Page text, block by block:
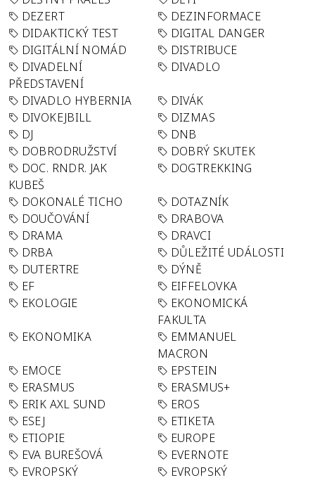
DEZERT
DEZINFORMACE
DIDAKTICKÝ TEST
DIGITAL DANGER
DIGITÁLNÍ NOMÁD
DISTRIBUCE
DIVADELNÍ
PŘEDSTAVENÍ
DIVADLO
DIVADLO HYBERNIA
DIVÁK
DIVOKEJBILL
DIZMAS
DJ
DNB
DOBRODRUŽSTVÍ
DOBRÝ SKUTEK
DOC. RNDR. JAK
KUBEŠ
DOGTREKKING
DOKONALÉ TICHO
DOTAZNÍK
DOUČOVÁNÍ
DRABOVA
DRAMA
DRAVCI
DRBA
DŮLEŽITÉ UDÁLOSTI
DUTERTRE
DÝNĚ
EF
EIFFELOVKA
EKOLOGIE
EKONOMICKÁ
FAKULTA
EKONOMIKA
EMMANUEL
MACRON
EMOCE
EPSTEIN
ERASMUS
ERASMUS+
ERIK AXL SUND
EROS
ESEJ
ETIKETA
ETIOPIE
EUROPE
EVA BUREŠOVÁ
EVERNOTE
EVROPSKÝ
EVROPSKÝ